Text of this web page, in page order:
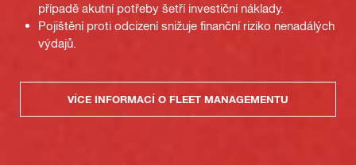
případě akutní potřeby šetří investiční náklady.
Pojištění proti odcizení snižuje finanční riziko nenadálých
výdajů.
VÍCE INFORMACÍ O FLEET MANAGEMENTU